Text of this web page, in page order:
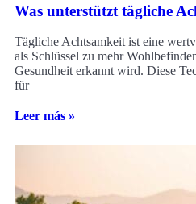
Was unterstützt tägliche
Tägliche Achtsamkeit ist eine
als Schlüssel zu mehr
Gesundheit erkannt wird. Diese
für
Leer más »